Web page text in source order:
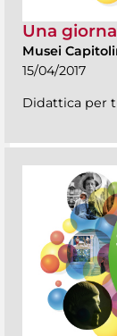
Una
Musei
15/04/2017
Didattica per